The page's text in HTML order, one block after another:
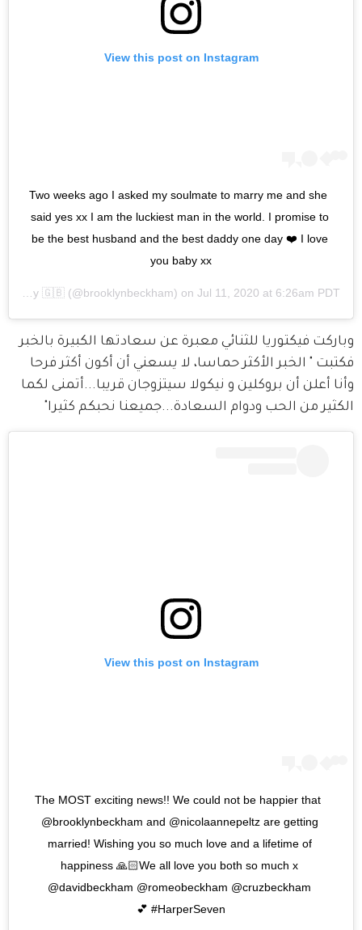
View this post on Instagram
Two weeks ago I asked my soulmate to marry me and she
said yes xx I am the luckiest man in the world. I promise to
be the best husband and the best daddy one day ❤️ I love
you baby xx
A post shared by 🇬🇧 (@brooklynbeckham) on Jul 11, 2020 at 6:26am PDT
وباركت فيكتوريا للثنائي معبرة عن سعادتها الكبيرة بالخبر
فكتبت " الخبر الأكثر حماسا، لا يسعني أن أكون أكثر فرحا
وأنا أعلن أن بروكلين و نيكولا سيتزوجان قريبا...أتمنى لكما
الكثير من الحب ودوام السعادة...جميعنا نحبكم كثيرا"
View this post on Instagram
The MOST exciting news!! We could not be happier that
@brooklynbeckham and @nicolaannepeltz are getting
married! Wishing you so much love and a lifetime of
happiness 🙏🏻We all love you both so much x
@davidbeckham @romeobeckham @cruzbeckham
#HarperSeven 💕